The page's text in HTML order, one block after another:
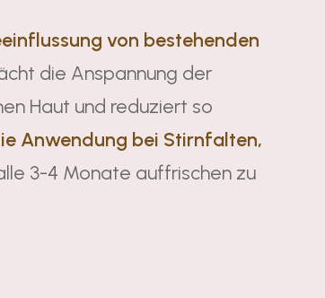
von bestehenden
die Anspannung der
Haut und reduziert so
Anwendung bei Stirnfalten,
3-4 Monate auffrischen zu